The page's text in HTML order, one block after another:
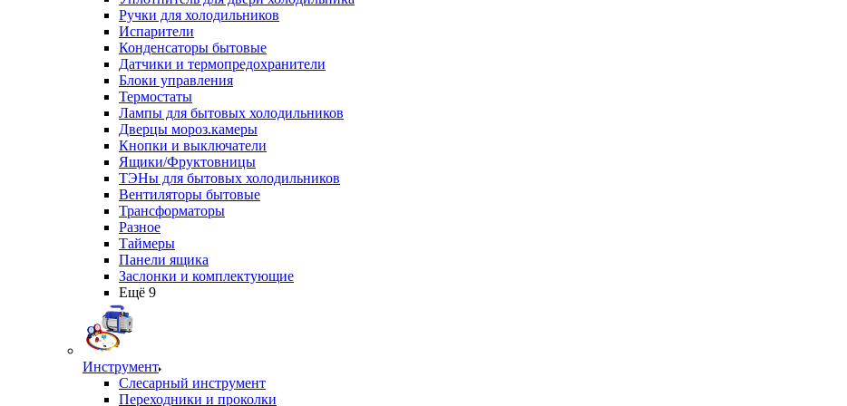
Ручки для холодильников
Испарители
Конденсаторы бытовые
Датчики и термопредохранители
Блоки управления
Термостаты
Лампы для бытовых холодильников
Дверцы мороз.камеры
Кнопки и выключатели
Ящики/Фруктовницы
ТЭНы для бытовых холодильников
Вентиляторы бытовые
Трансформаторы
Разное
Таймеры
Панели ящика
Заслонки и комплектующие
Ещё 9
Инструмент
Слесарный инструмент
Переходники и проколки